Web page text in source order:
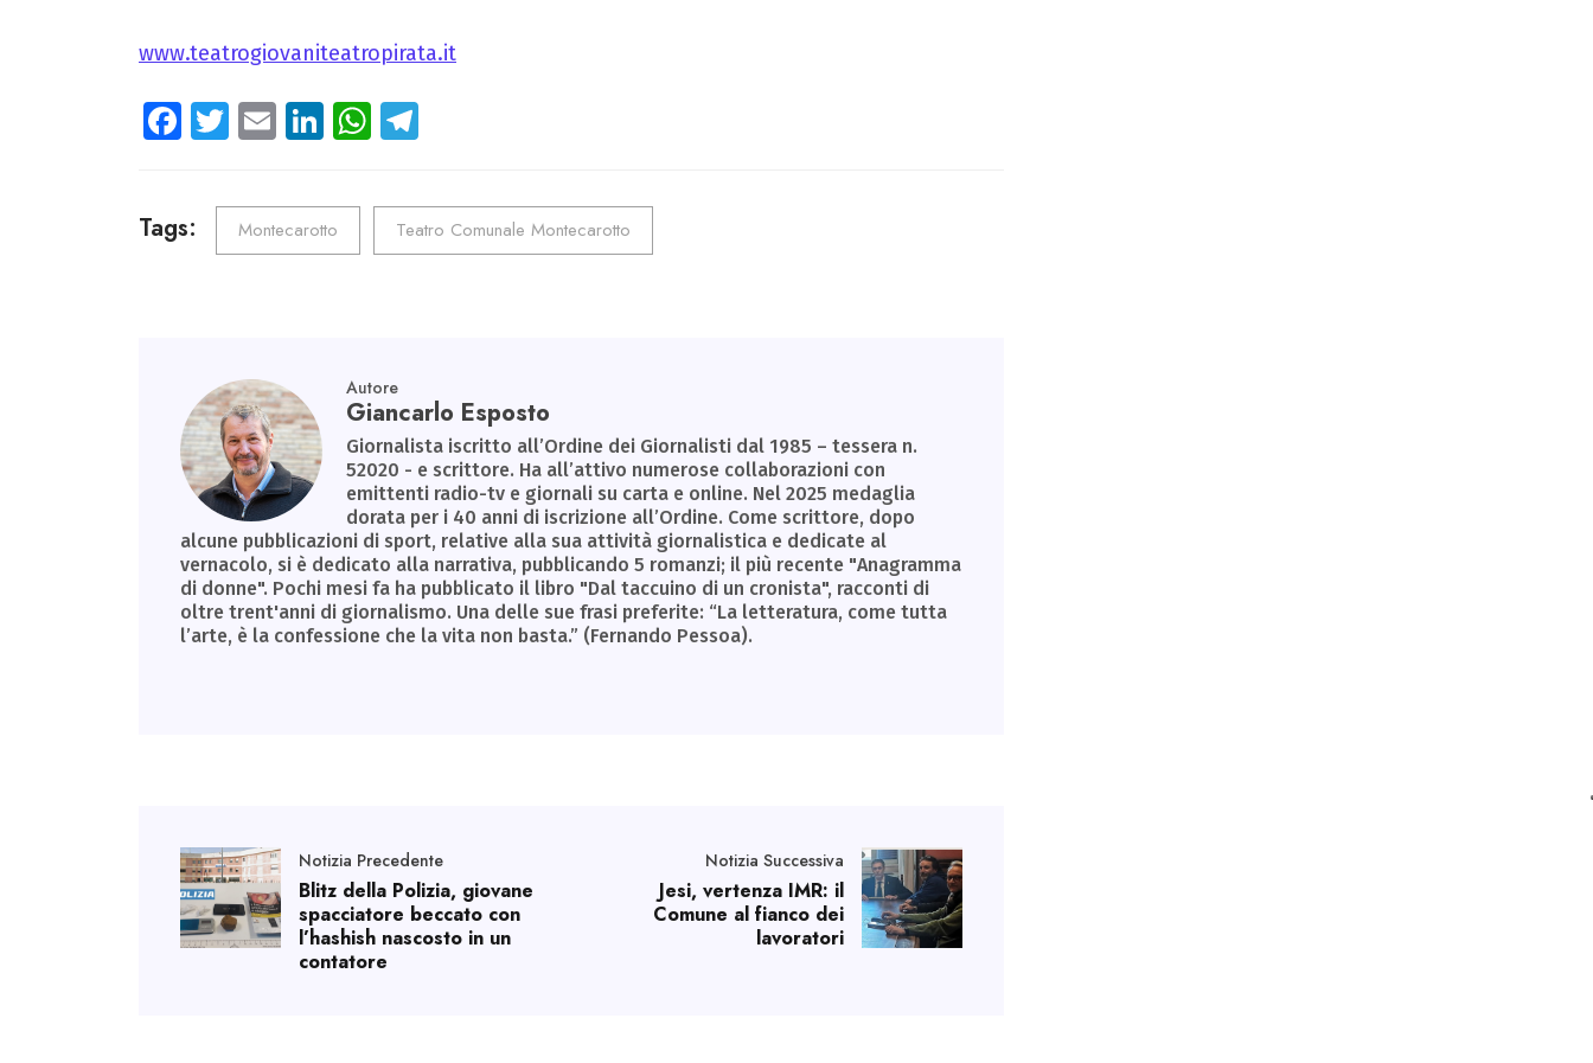
www.teatrogiovaniteatropirata.it
Fa
ce
o
ok
T
wi
tt
er
E
m
ail
Li
nk
e
dI
n
W
ha
ts
p
gr
a
m
Tags: Montecarotto Teatro Comunale Montecarotto
Autore
Giancarlo Esposto
Giornalista iscritto all’Ordine dei Giornalisti dal 1985 – tessera n.
52020 - e scrittore. Ha all’attivo numerose collaborazioni con
emittenti radio-tv e giornali su carta e online. Nel 2025 medaglia
dorata per i 40 anni di iscrizione all’Ordine. Come scrittore, dopo
alcune pubblicazioni di sport, relative alla sua attività giornalistica e dedicate al
vernacolo, si è dedicato alla narrativa, pubblicando 5 romanzi; il più recente "Anagramma
di donne". Pochi mesi fa ha pubblicato il libro "Dal taccuino di un cronista", racconti di
oltre trent'anni di giornalismo. Una delle sue frasi preferite: “La letteratura, come tutta
l’arte, è la confessione che la vita non basta.” (Fernando Pessoa).
Notizia Precedente
Blitz della Polizia, giovane
spacciatore beccato con
l’hashish nascosto in un
contatore
Notizia Successiva
Jesi, vertenza IMR: il
Comune al fianco dei
lavoratori